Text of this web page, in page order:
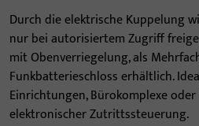
Durch die elektrische Kuppelung
nur bei autorisiertem Zugriff
mit Obenverriegelung, als
Funkbatterieschloss erhältlich.
Einrichtungen, Bürokomplexe
elektronischer Zutrittssteuerung.